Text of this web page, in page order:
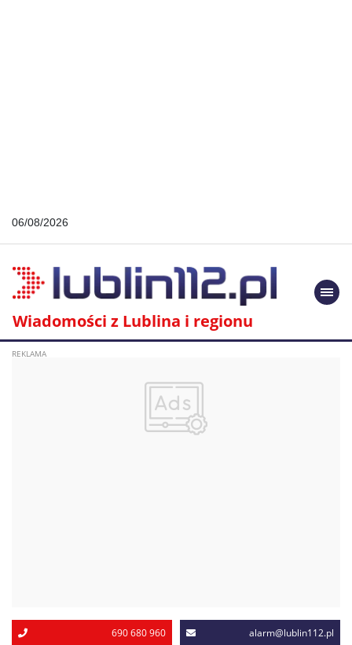
06/08/2026
Wiadomości z Lublina i regionu
690 680 960 alarm@lublin112.pl